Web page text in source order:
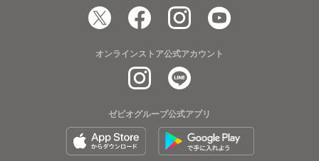
オンラインストア公式アカウント
ゼビオグループ公式アプリ